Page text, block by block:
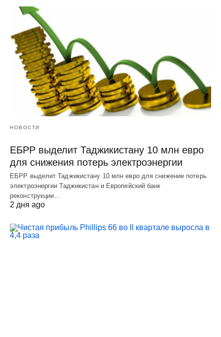
НОВОСТИ
ЕБРР выделит Таджикистану 10 млн евро
для снижения потерь электроэнергии
ЕБРР выделит Таджикистану 10 млн евро для снижение потерь
электроэнергии Таджикистан и Европейский банк
реконструкции…
2 дня ago